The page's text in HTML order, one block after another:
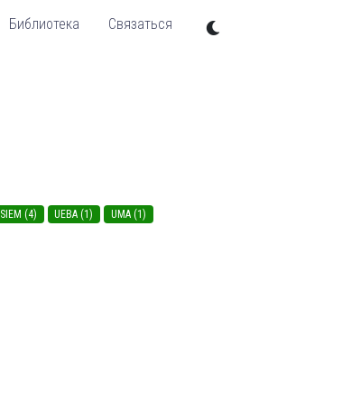
Библиотека Связаться
SIEM (4) UEBA (1)
UMA (1)